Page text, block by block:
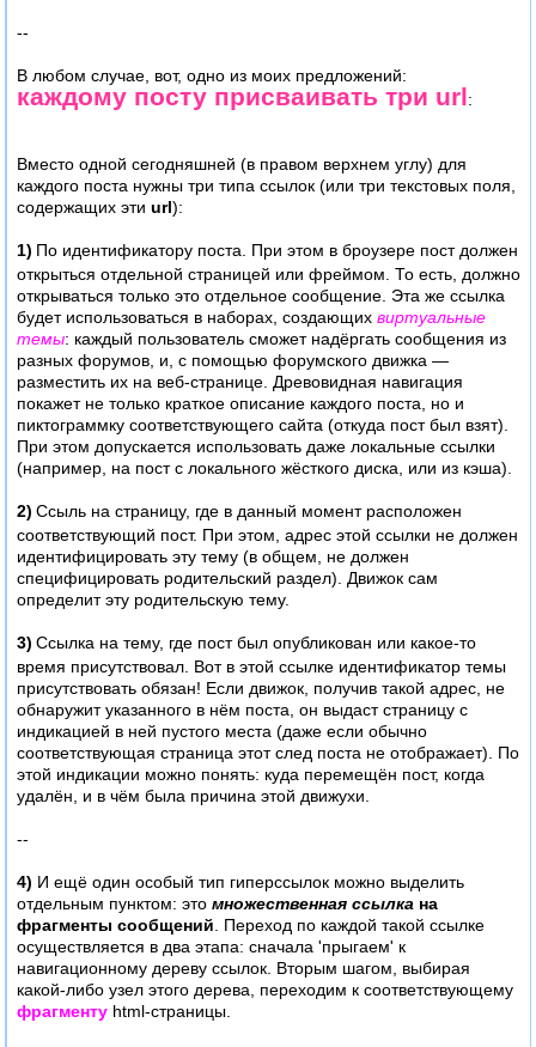
--
В любом случае, вот, одно из моих предложений:
каждому посту присваивать три url:
Вместо одной сегодняшней (в правом верхнем углу) для
каждого поста нужны три типа ссылок (или три текстовых поля,
содержащих эти url):
1) По идентификатору поста. При этом в броузере пост должен
открыться отдельной страницей или фреймом. То есть, должно
открываться только это отдельное сообщение. Эта же ссылка
будет использоваться в наборах, создающих виртуальные
темы: каждый пользователь сможет надёргать сообщения из
разных форумов, и, с помощью форумского движка —
разместить их на веб-странице. Древовидная навигация
покажет не только краткое описание каждого поста, но и
пиктограммку соответствующего сайта (откуда пост был взят).
При этом допускается использовать даже локальные ссылки
(например, на пост с локального жёсткого диска, или из кэша).
2) Ссыль на страницу, где в данный момент расположен
соответствующий пост. При этом, адрес этой ссылки не должен
идентифицировать эту тему (в общем, не должен
специфицировать родительский раздел). Движок сам
определит эту родительскую тему.
3) Ссылка на тему, где пост был опубликован или какое-то
время присутствовал. Вот в этой ссылке идентификатор темы
присутствовать обязан! Если движок, получив такой адрес, не
обнаружит указанного в нём поста, он выдаст страницу с
индикацией в ней пустого места (даже если обычно
соответствующая страница этот след поста не отображает). По
этой индикации можно понять: куда перемещён пост, когда
удалён, и в чём была причина этой движухи.
--
4) И ещё один особый тип гиперссылок можно выделить
отдельным пунктом: это множественная ссылка на
фрагменты сообщений . Переход по каждой такой ссылке
осуществляется в два этапа: сначала 'прыгаем' к
навигационному дереву ссылок. Вторым шагом, выбирая
какой-либо узел этого дерева, переходим к соответствующему
фрагменту html-страницы.